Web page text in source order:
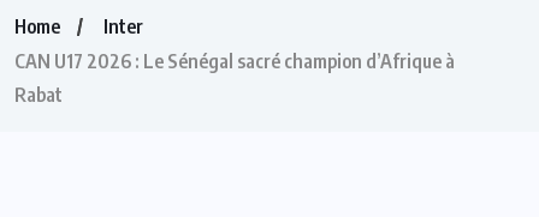
Home
Inter
CAN U17 2026 : Le Sénégal sacré champion d’Afrique à
Rabat